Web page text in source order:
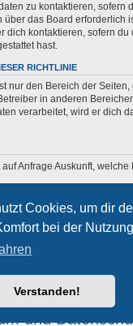
Cookies, um dir
bei der
Verstanden!
zu kontaktieren, sofern
über das Board erforderlich
dich kontaktieren, sofern du
hast.
RICHTLINIE
nur den Bereich der
in anderen
verarbeitet, wird er dich
Anfrage Auskunft, welche
Löschung bzw. Sperrung
den Betreiber.
forum tricolor phpBB
Limited
Deutsche Übersetzung durch
und